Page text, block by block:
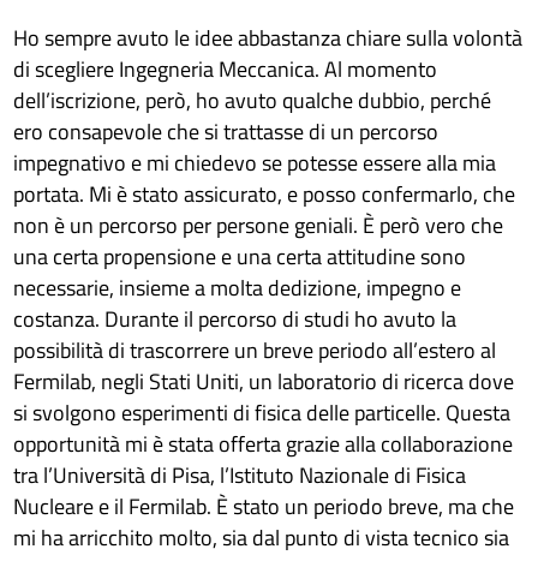
Ho sempre avuto le idee abbastanza chiare sulla volontà
di scegliere Ingegneria Meccanica. Al momento
dell’iscrizione, però, ho avuto qualche dubbio, perché
ero consapevole che si trattasse di un percorso
impegnativo e mi chiedevo se potesse essere alla mia
portata. Mi è stato assicurato, e posso confermarlo, che
non è un percorso per persone geniali. È però vero che
una certa propensione e una certa attitudine sono
necessarie, insieme a molta dedizione, impegno e
costanza. Durante il percorso di studi ho avuto la
possibilità di trascorrere un breve periodo all’estero al
Fermilab, negli Stati Uniti, un laboratorio di ricerca dove
si svolgono esperimenti di fisica delle particelle. Questa
opportunità mi è stata offerta grazie alla collaborazione
tra l’Università di Pisa, l’Istituto Nazionale di Fisica
Nucleare e il Fermilab. È stato un periodo breve, ma che
mi ha arricchito molto, sia dal punto di vista tecnico sia